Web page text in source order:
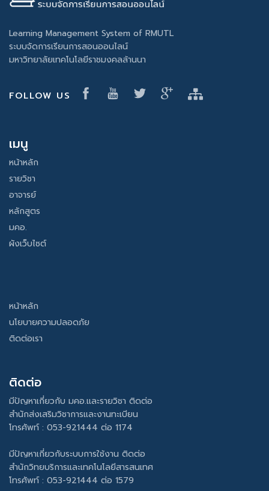
Learning Management System of RMUTL
ระบบจัดการเรียนการสอนออนไลน์
มหาวิทยาลัยเทคโนโลยีราชมงคลล้านนา
FOLLOW US
เมนู
หน้าหลัก
รายวิชา
อาจารย์
หลักสูตร
มคอ.
ผังเว็บไซต์
หน้าหลัก
นโยบายความปลอดภัย
ติดต่อเรา
ติดต่อ
มีปัญหาเกี่ยวกับ มคอ.และรายวิชา ติดต่อ
สำนักส่งเสริมวิชาการและงานทะเบียน
โทรศัพท์ : 053-921444 ต่อ 1174
มีปัญหาเกี่ยวกับระบบการใช้งาน ติดต่อ
สำนักวิทยบริการและเทคโนโลยีสารสนเทศ
โทรศัพท์ : 053-921444 ต่อ 1579